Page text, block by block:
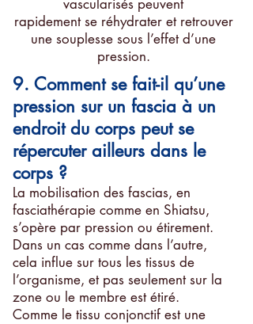
vascularisés peuvent
rapidement se réhydrater et retrouver
une souplesse sous l’effet d’une
pression.
9. Comment se fait-il qu’une
pression sur un fascia à un
endroit du corps peut se
répercuter ailleurs dans le
corps ?
La mobilisation des fascias, en
fasciathérapie comme en Shiatsu,
s’opère par pression ou étirement.
Dans un cas comme dans l’autre,
cela influe sur tous les tissus de
l’organisme, et pas seulement sur la
zone ou le membre est étiré.
Comme le tissu conjonctif est une